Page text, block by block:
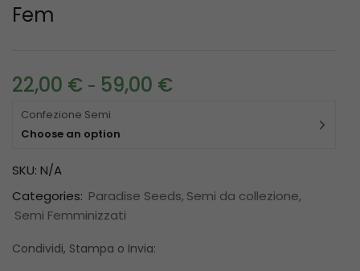
Fem
22,00 € - 59,00 €
Confezione Semi
Choose an option
SKU: N/A
Categories: Paradise Seeds Semi da collezione
Semi Femminizzati
Condividi, Stampa o Invia: